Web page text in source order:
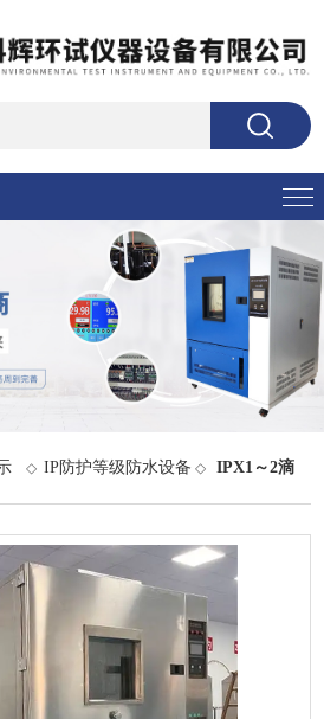
◇IP防护等级防水设备 ◇IPX1～2滴
2箱式滴水试验装置